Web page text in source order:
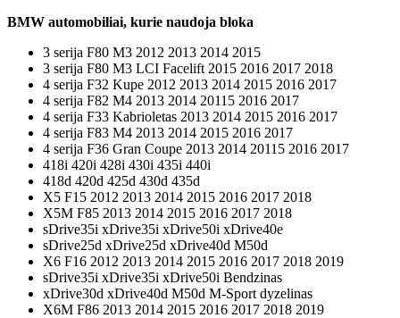
BMW automobiliai, kurie naudoja bloka
3 serija F80 M3 2012 2013 2014 2015
3 serija F80 M3 LCI Facelift 2015 2016 2017 2018
4 serija F32 Kupe 2012 2013 2014 2015 2016 2017
4 serija F82 M4 2013 2014 20115 2016 2017
4 serija F33 Kabrioletas 2013 2014 2015 2016 2017
4 serija F83 M4 2013 2014 2015 2016 2017
4 serija F36 Gran Coupe 2013 2014 20115 2016 2017
418i 420i 428i 430i 435i 440i
418d 420d 425d 430d 435d
X5 F15 2012 2013 2014 2015 2016 2017 2018
X5M F85 2013 2014 2015 2016 2017 2018
sDrive35i xDrive35i xDrive50i xDrive40e
sDrive25d xDrive25d xDrive40d M50d
X6 F16 2012 2013 2014 2015 2016 2017 2018 2019
sDrive35i xDrive35i xDrive50i Bendzinas
xDrive30d xDrive40d M50d M-Sport dyzelinas
X6M F86 2013 2014 2015 2016 2017 2018 2019